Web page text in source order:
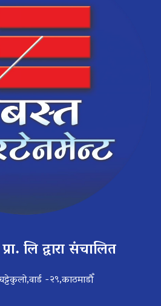
लि द्वारा संचालित
-२९,काठमाडौँ